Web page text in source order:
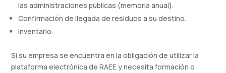
las administraciones públicas (memoria anual).
Confirmación de llegada de residuos a su destino.
Inventario.
Si su empresa se encuentra en la obligación de utilizar la
plataforma electrónica de RAEE y necesita formación o